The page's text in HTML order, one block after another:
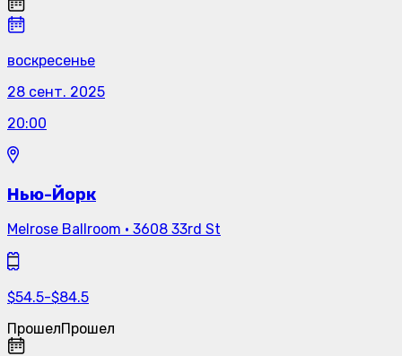
воскресенье
28 сент. 2025
20:00
Нью-Йорк
Melrose Ballroom · 3608 33rd St
$54.5-$84.5
ПрошелПрошел